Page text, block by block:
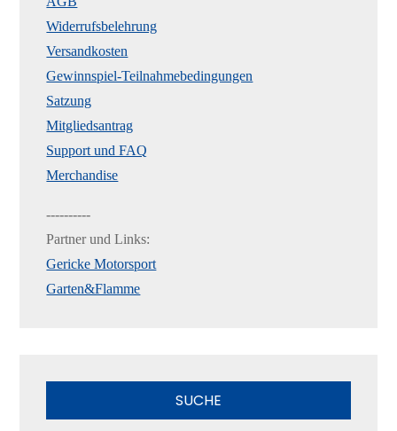
Widerrufsbelehrung
Versandkosten
Gewinnspiel-Teilnahmebedingungen
Satzung
Mitgliedsantrag
Support und FAQ
Merchandise
----------
Partner und Links:
Gericke Motorsport
Garten&Flamme
SUCHE